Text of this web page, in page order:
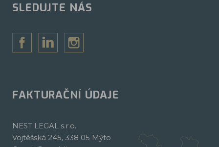
SLEDUJTE NÁS
FAKTURAČNÍ ÚDAJE
NEST LEGAL s.r.o.
Vojtěšská 245, 338 05 Mýto